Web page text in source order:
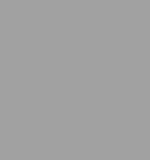
Ich möchte in
(Das